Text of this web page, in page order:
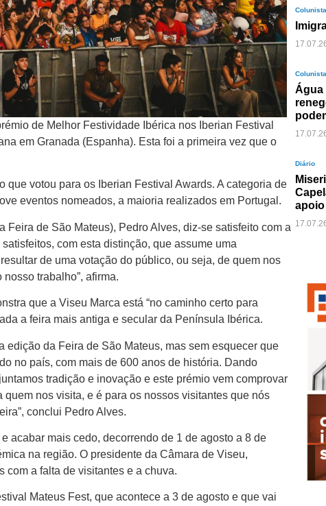
de Melhor Festividade Ibérica nos Iberian Festival
em Granada (Espanha). Esta foi a primeira vez que o
votou para os Iberian Festival Awards. A categoria de
eventos nomeados, a maioria realizados em Portugal.
Feira de São Mateus), Pedro Alves, diz-se satisfeito com a
com esta distinção, que assume uma
de uma votação do público, ou seja, de quem nos
trabalho”, afirma.
que a Viseu Marca está “no caminho certo para
a feira mais antiga e secular da Península Ibérica.
edição da Feira de São Mateus, mas sem esquecer que
no país, com mais de 600 anos de história. Dando
tradição e inovação e este prémio vem comprovar
nos visita, e é para os nossos visitantes que nós
conclui Pedro Alves.
acabar mais cedo, decorrendo de 1 de agosto a 8 de
na região. O presidente da Câmara de Viseu,
com a falta de visitantes e a chuva.
Mateus Fest, que acontece a 3 de agosto e que vai
Água
Diário
apoio